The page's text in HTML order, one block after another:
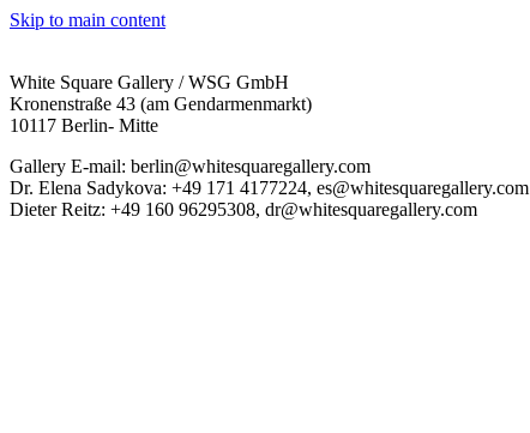
Skip to main content
White Square Gallery / WSG GmbH
Kronenstraße 43 (am Gendarmenmarkt)
10117 Berlin- Mitte
Gallery E-mail: berlin@whitesquaregallery.com
Dr. Elena Sadykova: +49 171 4177224, es@whitesquaregallery.com
Dieter Reitz: +49 160 96295308, dr@whitesquaregallery.com